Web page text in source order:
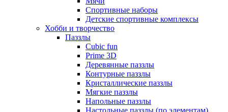
Спортивные наборы
Детские спортивные комплексы
Хобби и творчество
Паззлы
Cubic fun
Prime 3D
Деревянные паззлы
Контурные паззлы
Кристаллические паззлы
Мягкие паззлы
Напольные паззлы
Настольные паззлы (по элементам)